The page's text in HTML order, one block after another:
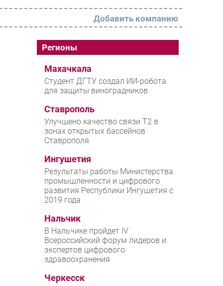
РАЗДЕЛЫ
Новости
Аналитика
Мероприятия
Проекты
IT класс
Тестовый стенд
Каталог компаний
Добавить компанию
Регионы
Махачкала
Студент ДГТУ создал ИИ-робота
для защиты виноградников
Ставрополь
Улучшено качество связи T2 в
зонах открытых бассейнов
Ставрополя
Ингушетия
Результаты работы Министерства
промышленности и цифрового
развития Республики Ингушетия с
2019 года
Нальчик
В Нальчике пройдет IV
Всероссийский форум лидеров и
экспертов цифрового
здравоохранения
Черкесск